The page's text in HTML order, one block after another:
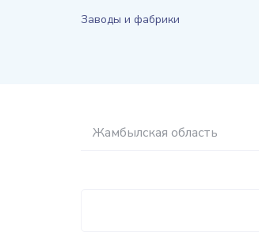
Заводы и фабрики
Жамбылская область